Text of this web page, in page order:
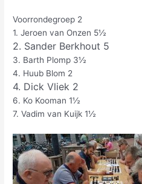
Voorrondegroep 2
1. Jeroen van Onzen 5½
2. Sander Berkhout 5
3. Barth Plomp 3½
4. Huub Blom 2
4. Dick Vliek 2
6. Ko Kooman 1½
7. Vadim van Kuijk 1½